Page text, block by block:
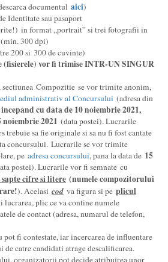
documentul aici)
Identitate sau pasaport
in format „portrait” si trei fotografii in
300 dpi)
200 si 300 de cuvinte)
(fisierele) vor fi trimise INTR-UN SINGUR
Compozitie se vor trimite anonim,
administrativ al Concursului (adresa din
incepand cu data de 10 noiembrie 2021,
noiembrie 2021 (data postei). Lucrarile
trebuie sa fie originale si sa nu fi fost cantate
concursului. Lucrarile se vor trimite
pe adresa concursului, pana la data de 15
postei). Lucrarile vor fi semnate cu
cifre si litere (numele compozitorului
). Acelasi cod va figura si pe plicul
lucrarea, plic ce va contine numele
de contact (adresa, numarul de telefon,
fi contestate, iar incercarea de influentare
catre candidati atrage descalificarea.
organizatorii pot decide atribuirea unor